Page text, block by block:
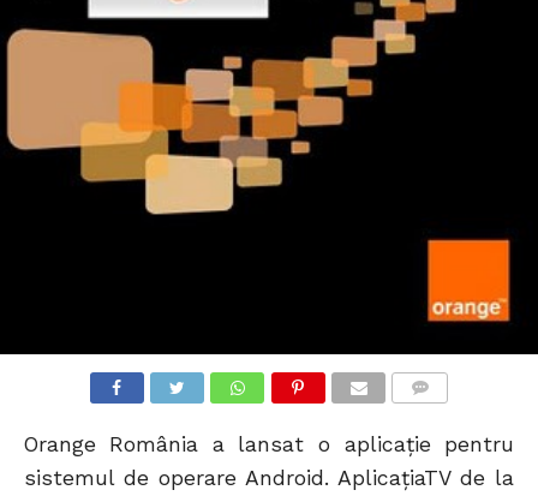
Orange România a lansat o aplicație pentru
sistemul de operare Android. AplicaţiaTV de la